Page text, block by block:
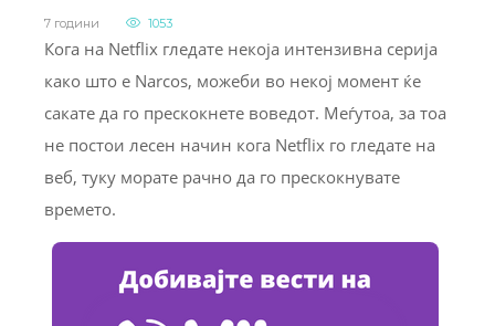
7 години 1053
Кога на Netflix гледате некоја интензивна серија
како што е Narcos, можеби во некој момент ќе
сакате да го прескокнете воведот. Меѓутоа, за тоа
не постои лесен начин кога Netflix го гледате на
веб, туку морате рачно да го прескокнувате
времето.